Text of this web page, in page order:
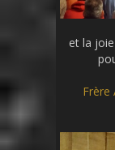
et la
Frère